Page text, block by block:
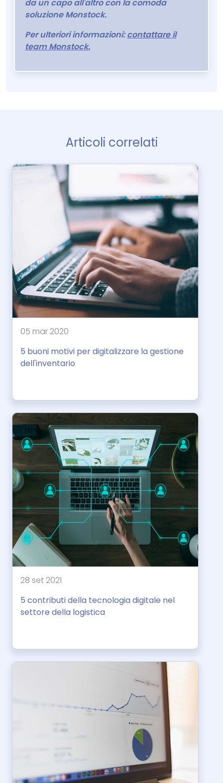
da un capo all'altro con la comoda
soluzione Monstock.
Per ulteriori informazioni:contattare il
team Monstock.
Articoli correlati
05 mar 2020
5 buoni motivi per digitalizzare la gestione
dell'inventario
28 set 2021
5 contributi della tecnologia digitale nel
settore della logistica